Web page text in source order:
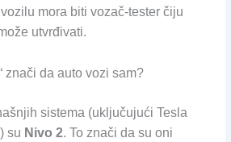
mora biti vozač-tester čiju
utvrđivati.
znači da auto vozi sam?
sistema (uključujući Tesla
su Nivo 2. To znači da su oni